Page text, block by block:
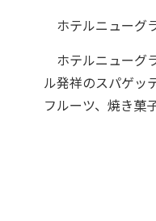
ホテルニューグ
ホテルニューグ
ル発祥のスパゲッ
フルーツ、焼き菓